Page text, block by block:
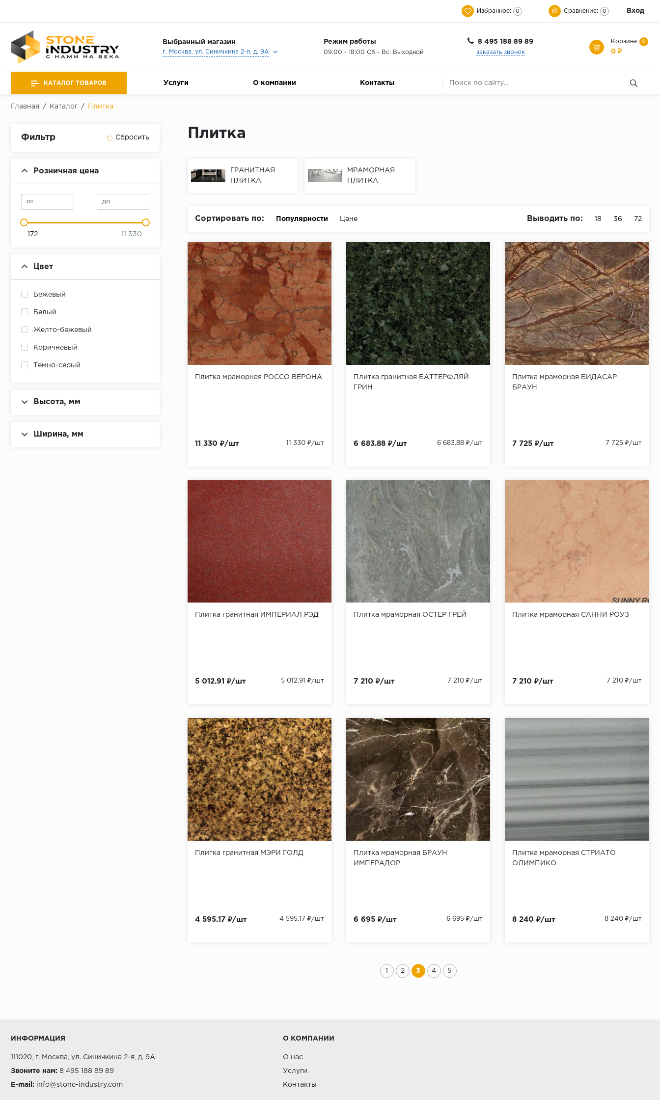
Избранное: 0 Сравнение: 0 Вход
Выбранный магазин
г. Москва, ул. Синичкина 2-я, д. 9А
Режим работы
09:00 - 18:00 Сб - Вс: Выходной
8 495 188 89 89
заказать звонок
Корзина 0
0 ₽
КАТАЛОГ ТОВАРОВ Услуги О компании Контакты
Главная / Каталог / Плитка
Фильтр
Розничная цена
от до
172 11 330
Цвет
Бежевый
Белый
Желто-бежевый
Коричневый
Темно-серый
Бело-серый
Темно-коричневый
Высота, мм
Ширина, мм
Плитка
ГРАНИТНАЯ
ПЛИТКА
МРАМОРНАЯ
ПЛИТКА
Сортировать по: Популярности Цене Выводить по: 18 36 72
Плитка мраморная РОССО ВЕРОНА
11 330 ₽/шт 11 330 ₽/шт
Плитка гранитная БАТТЕРФЛЯЙ
ГРИН
6 683.88 ₽/шт 6 683.88 ₽/шт
Плитка мраморная БИДАСАР
БРАУН
7 725 ₽/шт 7 725 ₽/шт
Плитка гранитная ИМПЕРИАЛ РЭД
5 012.91 ₽/шт 5 012.91 ₽/шт
Плитка мраморная ОСТЕР ГРЕЙ
7 210 ₽/шт 7 210 ₽/шт
Плитка мраморная САННИ РОУЗ
7 210 ₽/шт 7 210 ₽/шт
Плитка гранитная МЭРИ ГОЛД
4 595.17 ₽/шт 4 595.17 ₽/шт
Плитка мраморная БРАУН
ИМПЕРАДОР
6 695 ₽/шт 6 695 ₽/шт
Плитка мраморная СТРИАТО
ОЛИМПИКО
8 240 ₽/шт 8 240 ₽/шт
1 2 3 4 5
ИНФОРМАЦИЯ
111020, г. Москва, ул. Синичкина 2-я, д. 9А
Звоните нам: 8 495 188 89 89
E-mail: info@stone-industry.com
О КОМПАНИИ
О нас
Услуги
Контакты